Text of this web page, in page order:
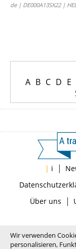
de | DE000A13SX22 |
A B C D E
| i |
Über uns |
Wir verwenden
personalisieren,